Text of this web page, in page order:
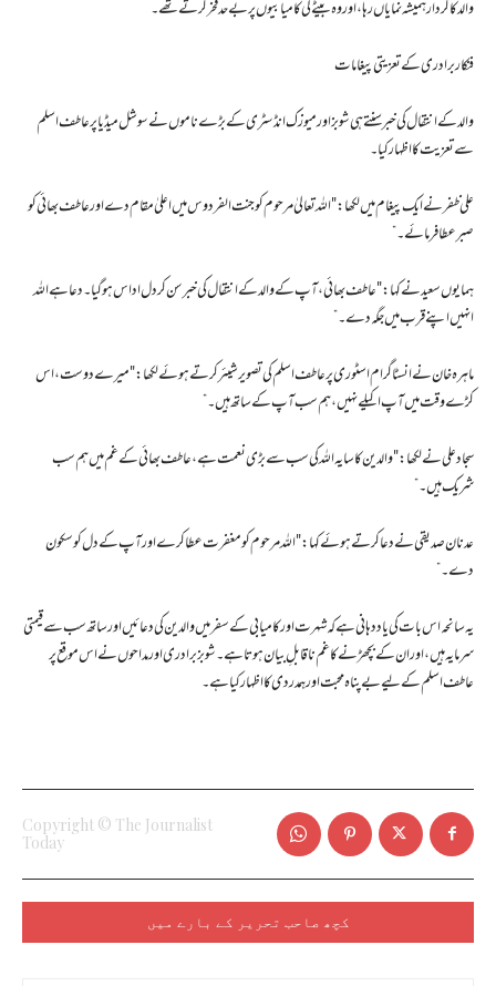
والد کا کردار ہمیشہ نمایاں رہا، اور وہ بیٹے کی کامیابیوں پر بے حد فخر کرتے تھے۔
فنکار برادری کے تعزیتی پیغامات
والد کے انتقال کی خبر سنتے ہی شوبز اور میوزک انڈسٹری کے بڑے ناموں نے سوشل میڈیا پر عاطف اسلم
سے تعزیت کا اظہار کیا۔
علی ظفر نے ایک پیغام میں لکھا: "اللہ تعالیٰ مرحوم کو جنت الفردوس میں اعلیٰ مقام دے اور عاطف بھائی کو
صبر عطا فرمائے۔”
ہمایوں سعید نے کہا: "عاطف بھائی، آپ کے والد کے انتقال کی خبر سن کر دل اداس ہو گیا۔ دعا ہے اللہ
انہیں اپنے قرب میں جگہ دے۔”
ماہرہ خان نے انسٹاگرام اسٹوری پر عاطف اسلم کی تصویر شیئر کرتے ہوئے لکھا: "میرے دوست، اس
کڑے وقت میں آپ اکیلے نہیں، ہم سب آپ کے ساتھ ہیں۔”
سجاد علی نے لکھا: "والدین کا سایہ اللہ کی سب سے بڑی نعمت ہے، عاطف بھائی کے غم میں ہم سب
شریک ہیں۔”
عدنان صدیقی نے دعا کرتے ہوئے کہا: "اللہ مرحوم کو مغفرت عطا کرے اور آپ کے دل کو سکون
دے۔”
یہ سانحہ اس بات کی یاد دہانی ہے کہ شہرت اور کامیابی کے سفر میں والدین کی دعائیں اور ساتھ سب سے قیمتی
سرمایہ ہیں، اور ان کے بچھڑنے کا غم ناقابلِ بیان ہوتا ہے۔ شوبز برادری اور مداحوں نے اس موقع پر
عاطف اسلم کے لیے بے پناہ محبت اور ہمدردی کا اظہار کیا ہے۔
Copyright © The Journalist
Today
کچھ صاحب تحریر کے بارے میں